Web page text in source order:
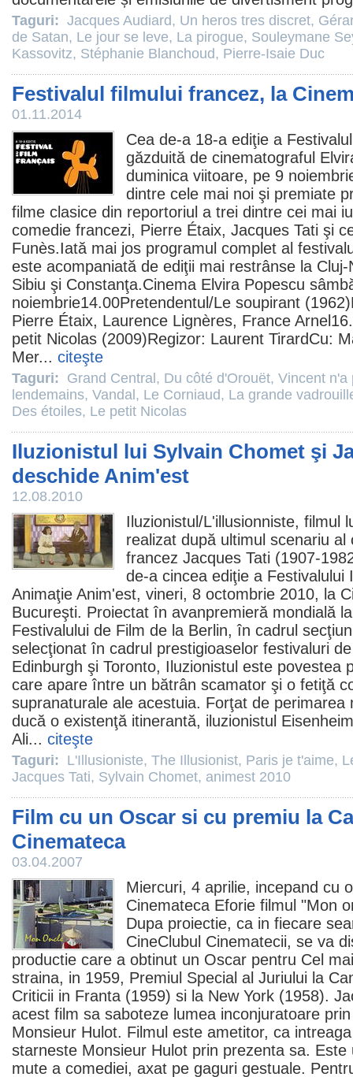
Taguri: Jacques Audiard, Un heros tres discret,
de Satan, Le jour se leve, La pirogue, Souleymane
Kassovitz, Stéphanie Blanchoud, Pierre-Isaie Duc
Festivalul filmului francez, la
01.11.2014
Cea de-a 18-a ediţie a
găzduită de cinematograful
duminica viitoare, pe 9
dintre cele mai noi şi premiate
filme clasice din reportoriul a trei dintre cei mai
comedie francezi, Pierre Étaix, Jacques Tati şi
Funès.Iată mai jos programul complet al
este acompaniată de ediţii mai restrânse la
Sibiu şi Constanţa.Cinema Elvira Popescu
noiembrie14.00Pretendentul/Le soupirant
Pierre Étaix, Laurence Lignères, France
petit Nicolas (2009)Regizor: Laurent TirardCu:
Mer... citeşte
Taguri: Grand Central , Du côté d'Orouët, Vincent n'a
lendemains, Vandal , Le Corniaud, La grande
Des étoiles, Le petit Nicolas
Iluzionistul lui Sylvain Chomet şi
deschide Anim'est
12.08.2010
Iluzionistul/L'illusionniste, filmul
realizat după ultimul scenariu al
francez Jacques Tati (1907-
de-a cincea ediţie a
Animaţie Anim'est, vineri, 8 octombrie 2010, la
Bucureşti. Proiectat în avanpremieră mondială
Festivalului de Film de la Berlin, în cadrul
selecţionat în cadrul prestigioaselor festivaluri
Edinburgh şi Toronto, Iluzionistul este povestea
care apare între un bătrân scamator şi o fetiţă
supranaturale ale acestuia. Forţat de perimarea
ducă o existenţă itinerantă, iluzionistul
Ali... citeşte
Taguri: L'Illusioniste, The Illusionist, Paris je t'aime,
Jacques Tati, Sylvain Chomet, animest 2010
Film cu un Oscar si cu premiu la
Cinemateca
03.04.2007
Miercuri, 4 aprilie, incepand cu
Cinemateca Eforie filmul "Mon
Dupa proiectie, ca in fiecare
CineClubul Cinematecii, se va
productie care a obtinut un Oscar pentru Cel
straina, in 1959, Premiul Special al Juriului la
Criticii in Franta (1959) si la New York (1958).
acest film sa saboteze lumea inconjuratoare
Monsieur Hulot. Filmul este ametitor, ca
starneste Monsieur Hulot prin prezenta sa.
mute a comediei, axat pe gaguri gestuale.